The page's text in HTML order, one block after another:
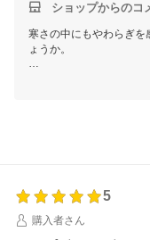
ショップからのコ
寒さの中にもやわらぎを
ょうか。
この度はレビューをご
なお、個別での対応が
す。
またのご来店をお待ちし
5
購入者さん